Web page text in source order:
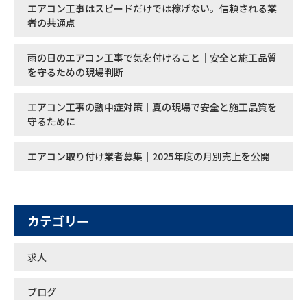
エアコン工事はスピードだけでは稼げない。信頼される業
者の共通点
雨の日のエアコン工事で気を付けること｜安全と施工品質
を守るための現場判断
エアコン工事の熱中症対策｜夏の現場で安全と施工品質を
守るために
エアコン取り付け業者募集｜2025年度の月別売上を公開
カテゴリー
求人
ブログ